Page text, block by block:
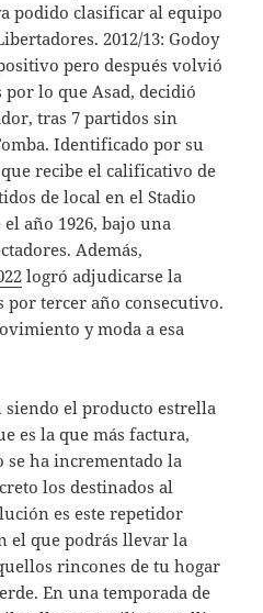
podido clasificar al equipo
2012/13: Godoy
pero después volvió
lo que Asad, decidió
tras 7 partidos sin
Identificado por su
recibe el calificativo de
de local en el Stadio
el año 1926, bajo una
Además,
logró adjudicarse la
por tercer año consecutivo.
y moda a esa
siendo el producto estrella
es la que más factura,
se ha incrementado la
los destinados al
es este repetidor
el que podrás llevar la
rincones de tu hogar
En una temporada de